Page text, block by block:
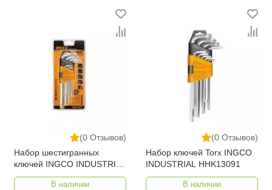
(0 Отзывов)
Набор шестигранных
ключей INGCO INDUSTRIAL
HHK11092
В наличии
(0 Отзывов)
Набор ключей Torx INGCO
INDUSTRIAL HHK13091
В наличии